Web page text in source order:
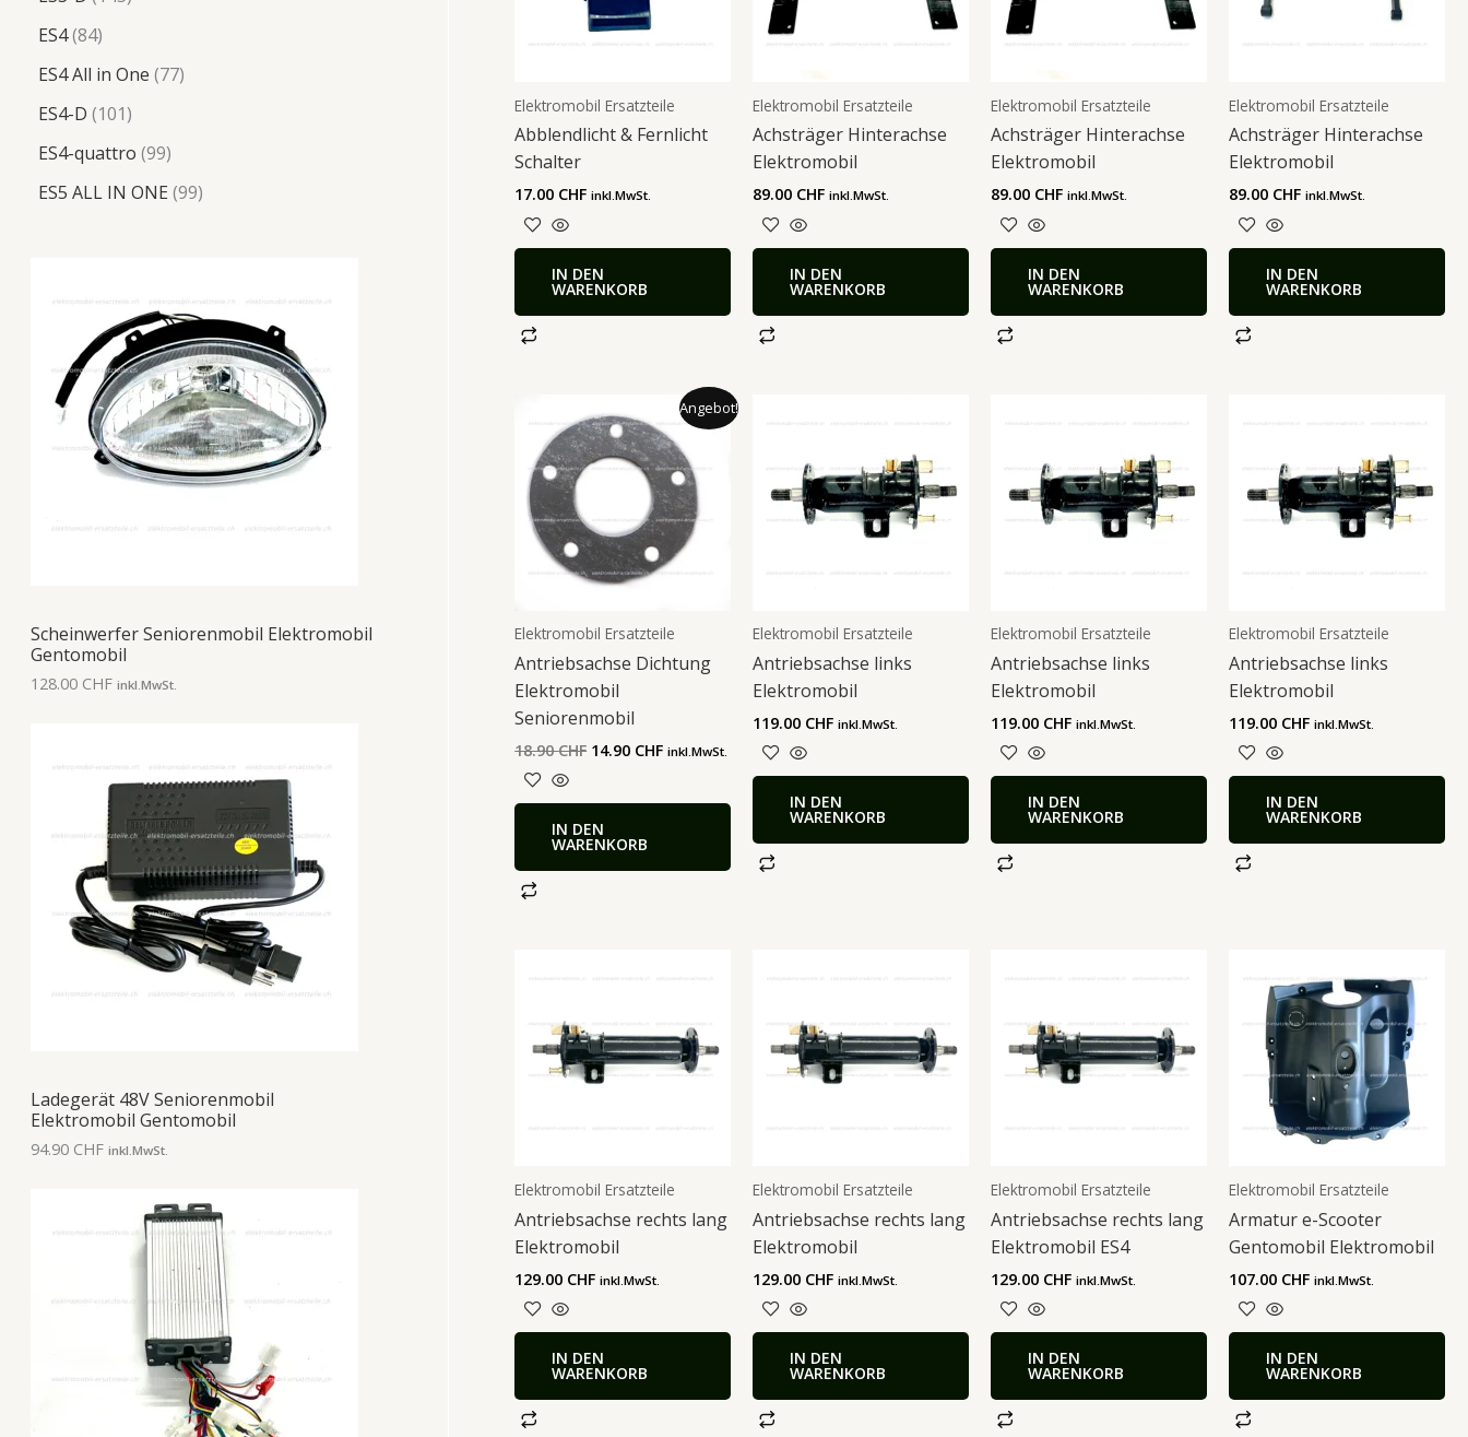
ES4 84
ES4 All in One 77
ES4-D 101
ES4-quattro 99
ES5 ALL IN ONE 99
Scheinwerfer Seniorenmobil Elektromobil
Gentomobil
128.00 CHF inkl.MwSt.
Ladegerät 48V Seniorenmobil
Elektromobil Gentomobil
94.90 CHF inkl.MwSt.
Elektromobil Ersatzteile
Abblendlicht & Fernlicht
Schalter
17.00 CHF inkl.MwSt.
IN DEN
WARENKORB
Elektromobil Ersatzteile
Achsträger Hinterachse
Elektromobil
89.00 CHF inkl.MwSt.
IN DEN
WARENKORB
Elektromobil Ersatzteile
Achsträger Hinterachse
Elektromobil
89.00 CHF inkl.MwSt.
IN DEN
WARENKORB
Elektromobil Ersatzteile
Achsträger Hinterachse
Elektromobil
89.00 CHF inkl.MwSt.
IN DEN
WARENKORB
Angebot!
Elektromobil Ersatzteile
Antriebsachse Dichtung
Elektromobil
Seniorenmobil
18.90CHF
Ursprünglicher
Preis
war:
18.90 CHF
14.90 CHF
Aktueller
Preis
ist:
14.90 CHF.
inkl.MwSt.
IN DEN
WARENKORB
Elektromobil Ersatzteile
Antriebsachse links
Elektromobil
119.00 CHF inkl.MwSt.
IN DEN
WARENKORB
Elektromobil Ersatzteile
Antriebsachse links
Elektromobil
119.00 CHF inkl.MwSt.
IN DEN
WARENKORB
Elektromobil Ersatzteile
Antriebsachse links
Elektromobil
119.00 CHF inkl.MwSt.
IN DEN
WARENKORB
Elektromobil Ersatzteile
Antriebsachse rechts lang
Elektromobil
129.00 CHF inkl.MwSt.
IN DEN
WARENKORB
Elektromobil Ersatzteile
Antriebsachse rechts lang
Elektromobil
129.00 CHF inkl.MwSt.
IN DEN
WARENKORB
Elektromobil Ersatzteile
Antriebsachse rechts lang
Elektromobil ES4
129.00 CHF inkl.MwSt.
IN DEN
WARENKORB
Elektromobil Ersatzteile
Armatur e-Scooter
Gentomobil Elektromobil
107.00 CHF inkl.MwSt.
IN DEN
WARENKORB